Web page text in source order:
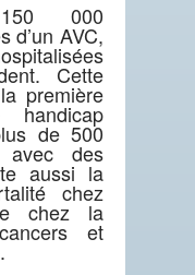
000
d’un AVC,
Cette
première
de 500
avec des
aussi la
chez
chez la
et